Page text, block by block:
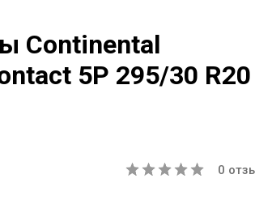
Continental
5P 295/30 R20
0